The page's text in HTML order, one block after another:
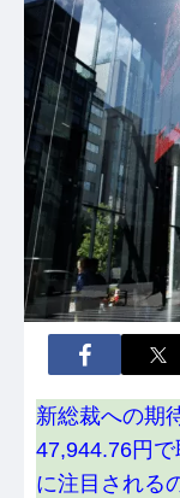
新総裁への期
47,944.76円
に注目される